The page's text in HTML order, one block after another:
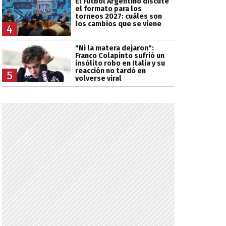
4
el formato para los
torneos 2027: cuáles son
los cambios que se viene
5
"Ni la matera dejaron":
Franco Colapinto sufrió un
insólito robo en Italia y su
reacción no tardó en
volverse viral